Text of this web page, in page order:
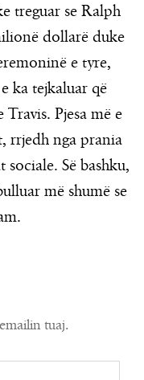
treguar se Ralph
dollarë duke
e tyre,
ka tejkaluar që
Pjesa më e
rrjedh nga prania
sociale. Së bashku,
më shumë se
tuaj.